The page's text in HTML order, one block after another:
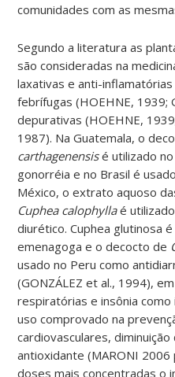
comunidades com as
Segundo a literatura as
são consideradas na
laxativas e anti-inflamatórias
febrífugas (HOEHNE, 1939;
depurativas (HOEHNE,
1987). Na Guatemala, o
carthagenensisé utilizado
gonorréia e no Brasil é
México, o extrato aquoso
Cuphea calophyllaé
diurético. Cuphea glutinosa
emenagoga e o decocto de
usado no Peru como
(GONZÁLEZ et al., 1994),
respiratórias e insônia como
uso comprovado na
cardiovasculares,
antioxidante (MARONI
doses mais concentradas o